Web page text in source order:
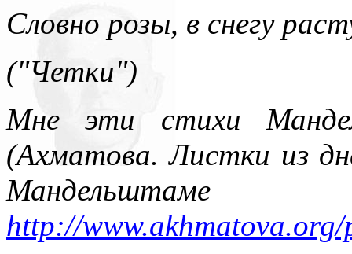
Словно розы, в снегу
("Четки")
Мне эти стихи
(Ахматова. Листки из
Мандельштаме
http://